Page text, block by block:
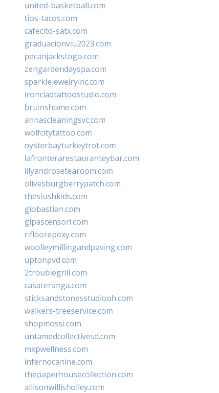
united-basketball.com
tios-tacos.com
cafecito-satx.com
graduacionviu2023.com
pecanjackstogo.com
zengardendayspa.com
sparklejewelryinc.com
ironcladtattoostudio.com
bruinshome.com
annascleaningsvc.com
wolfcitytattoo.com
oysterbayturkeytrot.com
lafronterarestauranteybar.com
lilyandrosetearoom.com
olivesburgberrypatch.com
theslushkids.com
giobastian.com
glpascensori.com
rifloorepoxy.com
woolleymillingandpaving.com
uptonpvd.com
2troublegrill.com
casateranga.com
sticksandstonesstudiooh.com
walkers-treeservice.com
shopmossi.com
untamedcollectivesd.com
mxpwellness.com
infernocanine.com
thepaperhousecollection.com
allisonwillisholley.com